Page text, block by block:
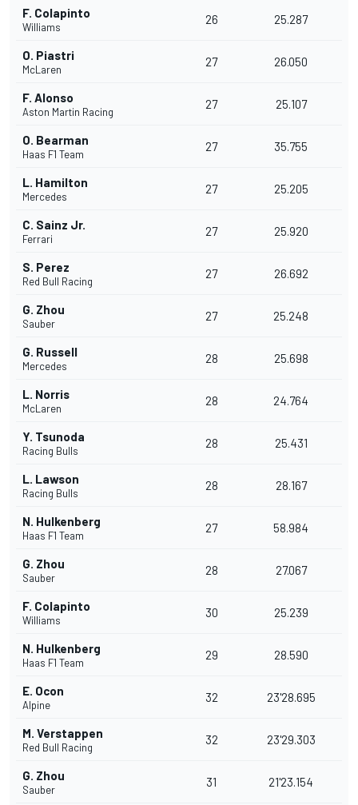
F. Colapinto
Williams
26 25.287
O. Piastri
McLaren
27 26.050
F. Alonso
Aston Martin Racing
27 25.107
O. Bearman
Haas F1 Team
27 35.755
L. Hamilton
Mercedes
27 25.205
C. Sainz Jr.
Ferrari
27 25.920
S. Perez
Red Bull Racing
27 26.692
G. Zhou
Sauber
27 25.248
G. Russell
Mercedes
28 25.698
L. Norris
McLaren
28 24.764
Y. Tsunoda
Racing Bulls
28 25.431
L. Lawson
Racing Bulls
28 28.167
N. Hulkenberg
Haas F1 Team
27 58.984
G. Zhou
Sauber
28 27.067
F. Colapinto
Williams
30 25.239
N. Hulkenberg
Haas F1 Team
29 28.590
E. Ocon
Alpine
32 23'28.695
M. Verstappen
Red Bull Racing
32 23'29.303
G. Zhou
Sauber
31 21'23.154